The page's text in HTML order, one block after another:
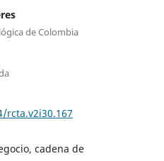
de Colombia
rcta.v2i30.167
cadena de